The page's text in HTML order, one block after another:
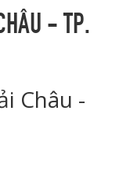
- TP.
Châu -